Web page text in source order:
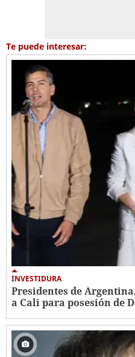
Te puede interesar:
INVESTIDURA
Presidentes de
a Cali para posesión de